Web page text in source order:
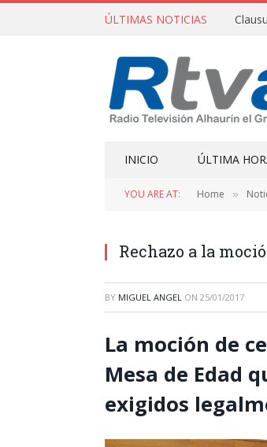
ÚLTIMAS NOTICIAS
INICIO ÚLTIMA
YOU ARE AT: Home »
Rechazo a la
BY MIGUEL ANGEL ON 25/01/2017
La moción de
Mesa de Edad
exigidos